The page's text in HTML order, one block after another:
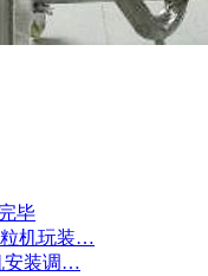
毕
粒机玩装…
安装调…